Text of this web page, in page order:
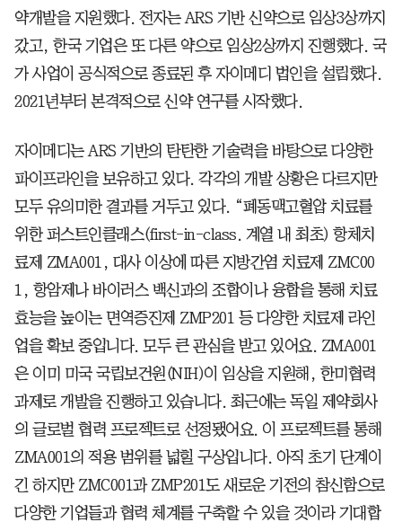
약개발을 지원했다. 전자는 ARS 기반 신약으로 임상3상까지
갔고, 한국 기업은 또 다른 약으로 임상2상까지 진행했다. 국
가 사업이 공식적으로 종료된 후 자이메디 법인을 설립했다.
2021년부터 본격적으로 신약 연구를 시작했다.
자이메디는 ARS 기반의 탄탄한 기술력을 바탕으로 다양한
파이프라인을 보유하고 있다. 각각의 개발 상황은 다르지만
모두 유의미한 결과를 거두고 있다. “폐동맥고혈압 치료를
위한 퍼스트인클래스(first-in-class. 계열 내 최초) 항체치
료제 ZMA001, 대사 이상에 따른 지방간염 치료제 ZMC00
1, 항암제나 바이러스 백신과의 조합이나 융합을 통해 치료
효능을 높이는 면역증진제 ZMP201 등 다양한 치료제 라인
업을 확보 중입니다. 모두 큰 관심을 받고 있어요. ZMA001
은 이미 미국 국립보건원(NIH)이 임상을 지원해, 한미협력
과제로 개발을 진행하고 있습니다. 최근에는 독일 제약회사
의 글로벌 협력 프로젝트로 선정됐어요. 이 프로젝트를 통해
ZMA001의 적용 범위를 넓힐 구상입니다. 아직 초기 단계이
긴 하지만 ZMC001과 ZMP201도 새로운 기전의 참신함으로
다양한 기업들과 협력 체계를 구축할 수 있을 것이라 기대합